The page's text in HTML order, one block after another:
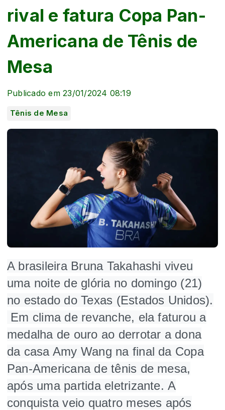
rival e fatura Copa Pan-
Americana de Tênis de
Mesa
Publicado em 23/01/2024 08:19
Tênis de Mesa
A brasileira Bruna Takahashi viveu
uma noite de glória no domingo (21)
no estado do Texas (Estados Unidos).
Em clima de revanche, ela faturou a
medalha de ouro ao derrotar a dona
da casa Amy Wang na final da Copa
Pan-Americana de tênis de mesa,
após uma partida eletrizante. A
conquista veio quatro meses após